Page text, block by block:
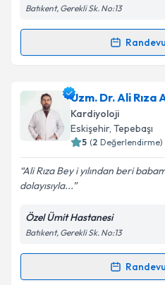
Kişisel verilerimin
Metni'ni okudum ve
Takvim
Batıkent, Gerekli Sk. No:13
Randevu Takvimi
Uzm. Dr. Yahya Topal
oluşturun. Size bu
takvim hazırlandığında
Kişisel verilerimin
Metni'ni okudum ve
kapsamda
Uzm. Dr. Ali Rıza
Kardiyoloji
Eskişehir, Tepebaşı
5 (2 Değerlendirme)
Ali Rıza Bey i yılından beri
dolayısıyla...
Özel Ümit Hastanesi
Batıkent, Gerekli Sk. No:13
Randevu Takvimi